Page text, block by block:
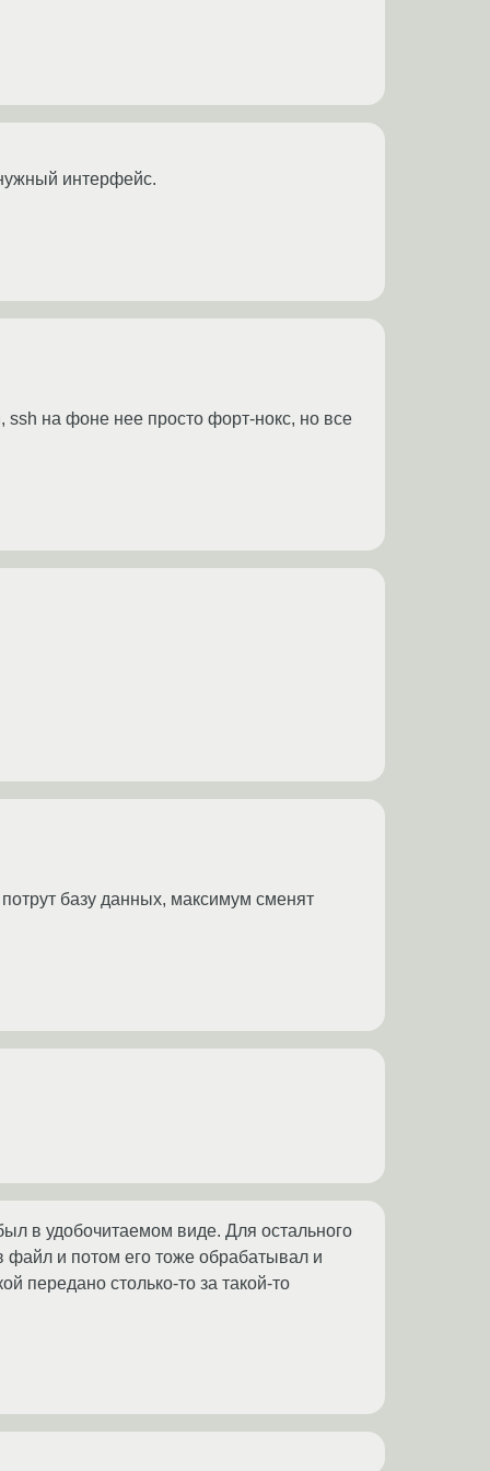
интерфейс.
на фоне нее просто форт-нокс, но все
потрут базу данных, максимум сменят
в удобочитаемом виде. Для остального
файл и потом его тоже обрабатывал и
передано столько-то за такой-то